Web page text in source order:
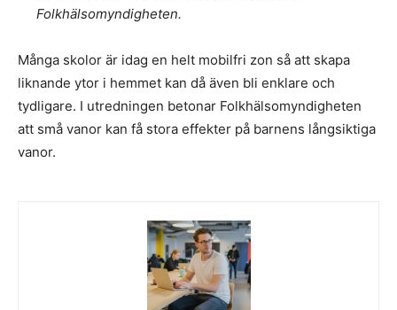
Folkhälsomyndigheten.
Många skolor är idag en helt mobilfri zon så att skapa
liknande ytor i hemmet kan då även bli enklare och
tydligare. I utredningen betonar Folkhälsomyndigheten
att små vanor kan få stora effekter på barnens långsiktiga
vanor.